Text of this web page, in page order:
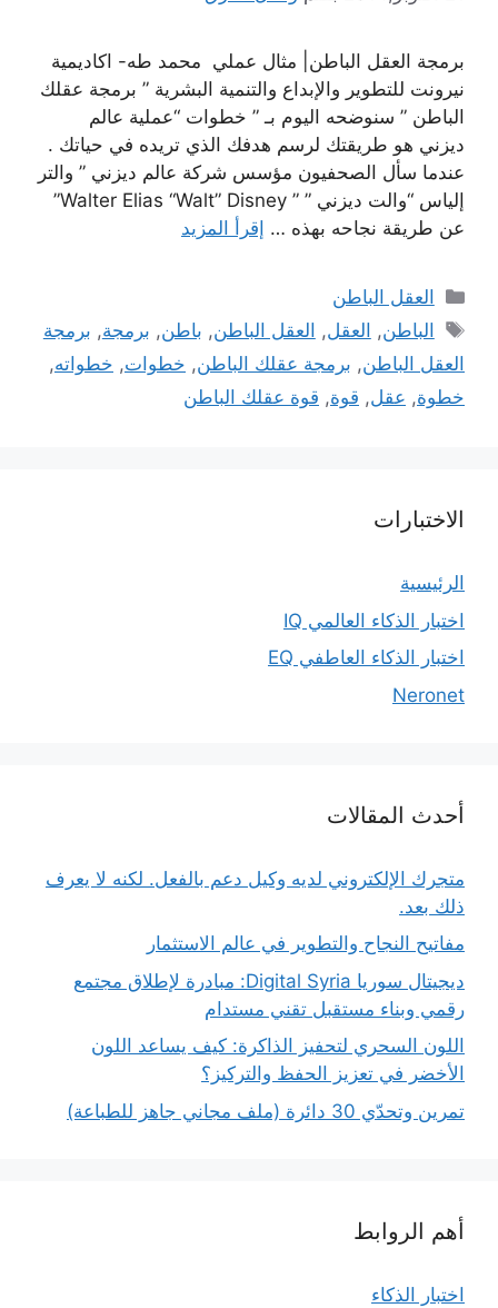
برمجة العقل الباطن| مثال عملي محمد طه- اكاديمية
نيرونت للتطوير والإبداع والتنمية البشرية ” برمجة عقلك
الباطن ” سنوضحه اليوم بـ ” خطوات “عملية عالم
ديزني هو طريقتك لرسم هدفك الذي تريده في حياتك .
عندما سأل الصحفيون مؤسس شركة عالم ديزني ” والتر
إلياس “والت ديزني ” ” Walter Elias “Walt” Disney”
عن طريقة نجاحه بهذه … إقرأ المزيد
التصنيفات
العقل الباطن
الوسوم
الباطن, العقل, العقل الباطن, باطن, برمجة, برمجة
العقل الباطن, برمجة عقلك الباطن, خطوات, خطواته,
خطوة, عقل, قوة, قوة عقلك الباطن
الاختبارات
الرئيسية
اختبار الذكاء العالمي IQ
اختبار الذكاء العاطفي EQ
Neronet
أحدث المقالات
متجرك الإلكتروني لديه وكيل دعم بالفعل. لكنه لا يعرف
ذلك بعد.
مفاتيح النجاح والتطوير في عالم الاستثمار
ديجيتال سوريا Digital Syria: مبادرة لإطلاق مجتمع
رقمي وبناء مستقبل تقني مستدام
اللون السحري لتحفيز الذاكرة: كيف يساعد اللون
الأخضر في تعزيز الحفظ والتركيز؟
تمرين وتحدّي 30 دائرة (ملف مجاني جاهز للطباعة)
أهم الروابط
اختبار الذكاء